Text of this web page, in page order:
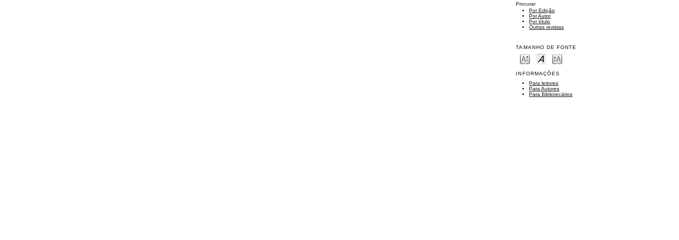
Procurar
Por Edição
Por Autor
Por título
Outras revistas
TAMANHO DE FONTE
INFORMAÇÕES
Para leitores
Para Autores
Para Bibliotecários